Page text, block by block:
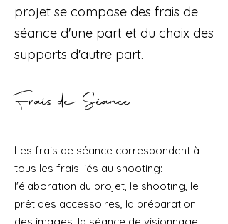
projet se compose des frais de
séance d'une part et du choix des
supports d'autre part.
Frais de Séance
Les frais de séance correspondent à
tous les frais liés au shooting:
l'élaboration du projet, le shooting, le
prêt des accessoires, la préparation